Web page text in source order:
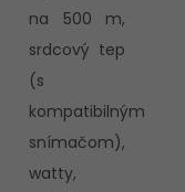
na 500 m,
srdcový tep
(s
kompatibilným
snímačom),
watty,